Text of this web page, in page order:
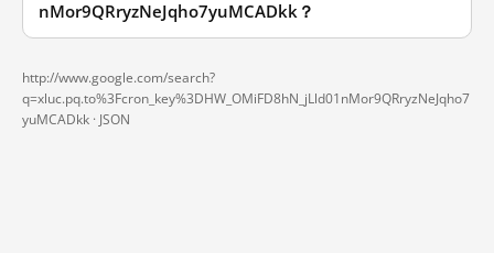
nMor9QRryzNeJqho7yuMCADkk？
http://www.google.com/search?
q=xluc.pq.to%3Fcron_key%3DHW_OMiFD8hN_jLld01nMor9QRryzNeJqho7
yuMCADkk · JSON